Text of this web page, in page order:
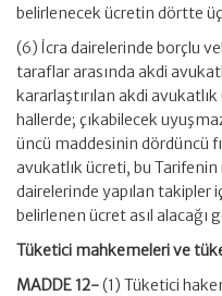
belirlenecek ücretin dörtte
(6) İcra dairelerinde borçlu
taraflar arasında akdi
kararlaştırılan akdi
hallerde; çıkabilecek
üncü maddesinin dördüncü
avukatlık ücreti, bu Tarifenin
dairelerinde yapılan
belirlenen ücret asıl alacağı
Tüketici mahkemeleri ve
MADDE 12-(1) Tüketici